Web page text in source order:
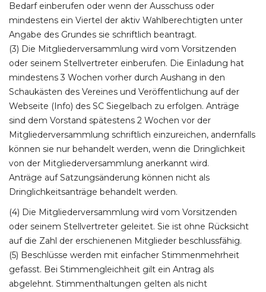
Bedarf einberufen oder wenn der Ausschuss oder
mindestens ein Viertel der aktiv Wahlberechtigten unter
Angabe des Grundes sie schriftlich beantragt.
(3) Die Mitgliederversammlung wird vom Vorsitzenden
oder seinem Stellvertreter einberufen. Die Einladung hat
mindestens 3 Wochen vorher durch Aushang in den
Schaukästen des Vereines und Veröffentlichung auf der
Webseite (Info) des SC Siegelbach zu erfolgen. Anträge
sind dem Vorstand spätestens 2 Wochen vor der
Mitgliederversammlung schriftlich einzureichen, andernfalls
können sie nur behandelt werden, wenn die Dringlichkeit
von der Mitgliederversammlung anerkannt wird.
Anträge auf Satzungsänderung können nicht als
Dringlichkeitsanträge behandelt werden.
(4) Die Mitgliederversammlung wird vom Vorsitzenden
oder seinem Stellvertreter geleitet. Sie ist ohne Rücksicht
auf die Zahl der erschienenen Mitglieder beschlussfähig.
(5) Beschlüsse werden mit einfacher Stimmenmehrheit
gefasst. Bei Stimmengleichheit gilt ein Antrag als
abgelehnt. Stimmenthaltungen gelten als nicht